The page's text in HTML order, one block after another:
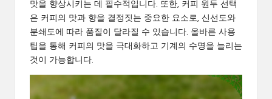
맛을 향상시키는 데 필수적입니다. 또한, 커피 원두 선택
은 커피의 맛과 향을 결정짓는 중요한 요소로, 신선도와
분쇄도에 따라 품질이 달라질 수 있습니다. 올바른 사용
팁을 통해 커피의 맛을 극대화하고 기계의 수명을 늘리는
것이 가능합니다.